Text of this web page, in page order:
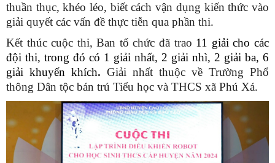
thuần thục, khéo léo, biết cách vận dụng kiến thức vào
giải quyết các vấn đề thực tiễn qua phần thi.
Kết thúc cuộc thi, Ban tổ chức đã trao 11 giải cho các
đội thi, trong đó có 1 giải nhất, 2 giải nhì, 2 giải ba, 6
giải khuyến khích. Giải nhất thuộc về Trường Phổ
thông Dân tộc bán trú Tiểu học và THCS xã Phú Xá.